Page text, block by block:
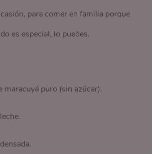
para comer en familia porque
es especial, lo puedes.
maracuyá puro (sin azúcar).